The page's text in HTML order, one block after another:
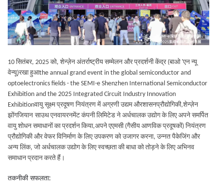
10 सितंबर, 2025 को, शेन्ज़ेन अंतर्राष्ट्रीय सम्मेलन और प्रदर्शनी केंद्र (बाओ 'एन न्यू
वेन्यू)रखा हुआthe annual grand event in the global semiconductor and
optoelectronics fields - the SEMI-e Shenzhen International Semiconductor
Exhibition and the 2025 Integrated Circuit Industry Innovation
Exhibitionवायु सूक्ष्म प्रदूषण नियंत्रण में अग्रणी उद्यम औरशासनप्रौद्योगिकी,शेन्ज़ेन
झोंगजियान साउथ एनवायरनमेंट कंपनी लिमिटेड ने अर्धचालक उद्योग के लिए अपने समर्पित
वायु शोधन समाधानों का प्रदर्शन किया,अपने एएमसी (गैसीय आणविक प्रदूषकों) नियंत्रण
प्रौद्योगिकी और वेफर विनिर्माण के लिए उपकरण को उजागर करना, उन्नत पैकेजिंग और
अन्य लिंक, जो अर्धचालक उद्योग के लिए स्वच्छता की बाधा को तोड़ने के लिए अभिनव
समाधान प्रदान करते हैं।
तकनीकी सफलता: